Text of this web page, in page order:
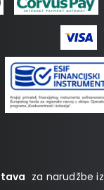
za narudžbe